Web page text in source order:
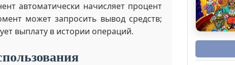
автоматически начисляет процент
может запросить вывод средств;
выплату в истории операций.